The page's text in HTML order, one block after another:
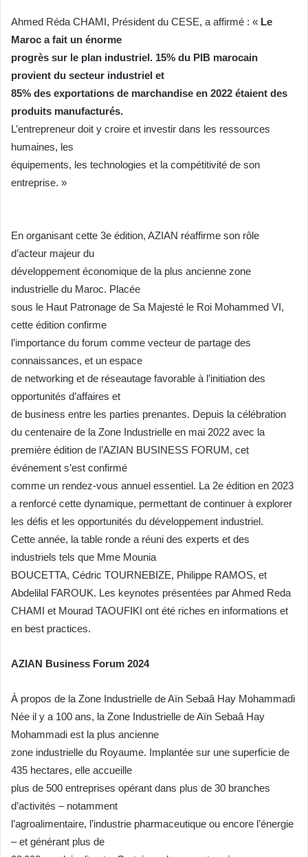
Ahmed Réda CHAMI, Président du CESE, a affirmé : « Le
Maroc a fait un énorme
progrès sur le plan industriel. 15% du PIB marocain
provient du secteur industriel et
85% des exportations de marchandise en 2022 étaient des
produits manufacturés.
L’entrepreneur doit y croire et investir dans les ressources
humaines, les
équipements, les technologies et la compétitivité de son
entreprise. »
En organisant cette 3e édition, AZIAN réaffirme son rôle
d’acteur majeur du
développement économique de la plus ancienne zone
industrielle du Maroc. Placée
sous le Haut Patronage de Sa Majesté le Roi Mohammed VI,
cette édition confirme
l’importance du forum comme vecteur de partage des
connaissances, et un espace
de networking et de réseautage favorable à l’initiation des
opportunités d’affaires et
de business entre les parties prenantes. Depuis la célébration
du centenaire de la Zone Industrielle en mai 2022 avec la
première édition de l’AZIAN BUSINESS FORUM, cet
événement s’est confirmé
comme un rendez-vous annuel essentiel. La 2e édition en 2023
a renforcé cette dynamique, permettant de continuer à explorer
les défis et les opportunités du développement industriel.
Cette année, la table ronde a réuni des experts et des
industriels tels que Mme Mounia
BOUCETTA, Cédric TOURNEBIZE, Philippe RAMOS, et
Abdelilal FAROUK. Les keynotes présentées par Ahmed Reda
CHAMI et Mourad TAOUFIKI ont été riches en informations et
en best practices.
AZIAN Business Forum 2024
À propos de la Zone Industrielle de Aïn Sebaâ Hay Mohammadi
Née il y a 100 ans, la Zone Industrielle de Aïn Sebaâ Hay
Mohammadi est la plus ancienne
zone industrielle du Royaume. Implantée sur une superficie de
435 hectares, elle accueille
plus de 500 entreprises opérant dans plus de 30 branches
d’activités – notamment
l’agroalimentaire, l’industrie pharmaceutique ou encore l’énergie
– et générant plus de